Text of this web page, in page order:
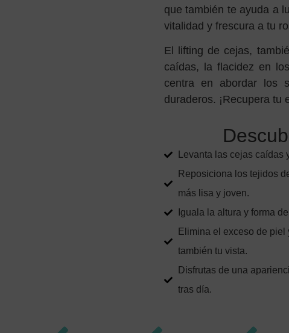
que también te ayuda a
vitalidad y frescura a tu
El lifting de cejas,
caídas, la flacidez en
centra en abordar los
duraderos. ¡Recupera tu
Levanta las cejas
Reposiciona los tejidos
más lisa y joven.
Iguala la altura y forma
Elimina el exceso de
también tu vista.
Disfrutas de una
tras día.